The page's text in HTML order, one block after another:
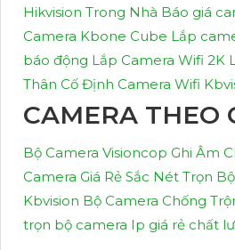
Hikvision Trong Nhà Báo giá
Camera Kbone Cube Lắp
báo động Lắp Camera Wifi 2K
Thân Cố Định Camera Wifi
CAMERA THEO
Bộ Camera Visioncop Ghi Âm
Camera Giá Rẻ Sắc Nét Trọn
Kbvision Bộ Camera Chống
trọn bộ camera Ip giá rẻ chất